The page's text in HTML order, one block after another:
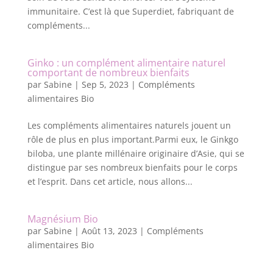
immunitaire. C’est là que Superdiet, fabriquant de
compléments...
Ginko : un complément alimentaire naturel
comportant de nombreux bienfaits
par Sabine | Sep 5, 2023 | Compléments
alimentaires Bio
Les compléments alimentaires naturels jouent un
rôle de plus en plus important.Parmi eux, le Ginkgo
biloba, une plante millénaire originaire d’Asie, qui se
distingue par ses nombreux bienfaits pour le corps
et l’esprit. Dans cet article, nous allons...
Magnésium Bio
par Sabine | Août 13, 2023 | Compléments
alimentaires Bio